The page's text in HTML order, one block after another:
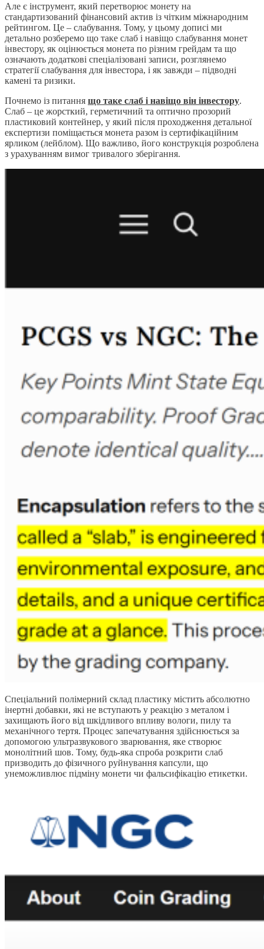
Але є інструмент, який перетворює монету на
стандартизований фінансовий актив із чітким міжнародним
рейтингом. Це – слабування. Тому, у цьому дописі ми
детально розберемо що таке слаб і навіщо слабування монет
інвестору, як оцінюється монета по різним грейдам та що
означають додаткові спеціалізовані записи, розглянемо
стратегії слабування для інвестора, і як завжди – підводні
камені та ризики.
Почнемо із питання що таке слаб і навіщо він інвестору.
Слаб – це жорсткий, герметичний та оптично прозорий
пластиковий контейнер, у який після проходження детальної
експертизи поміщається монета разом із сертифікаційним
ярликом (лейблом). Що важливо, його конструкція розроблена
з урахуванням вимог тривалого зберігання.
Спеціальний полімерний склад пластику містить абсолютно
інертні добавки, які не вступають у реакцію з металом і
захищають його від шкідливого впливу вологи, пилу та
механічного тертя. Процес запечатування здійснюється за
допомогою ультразвукового зварювання, яке створює
монолітний шов. Тому, будь-яка спроба розкрити слаб
призводить до фізичного руйнування капсули, що
унеможливлює підміну монети чи фальсифікацію етикетки.